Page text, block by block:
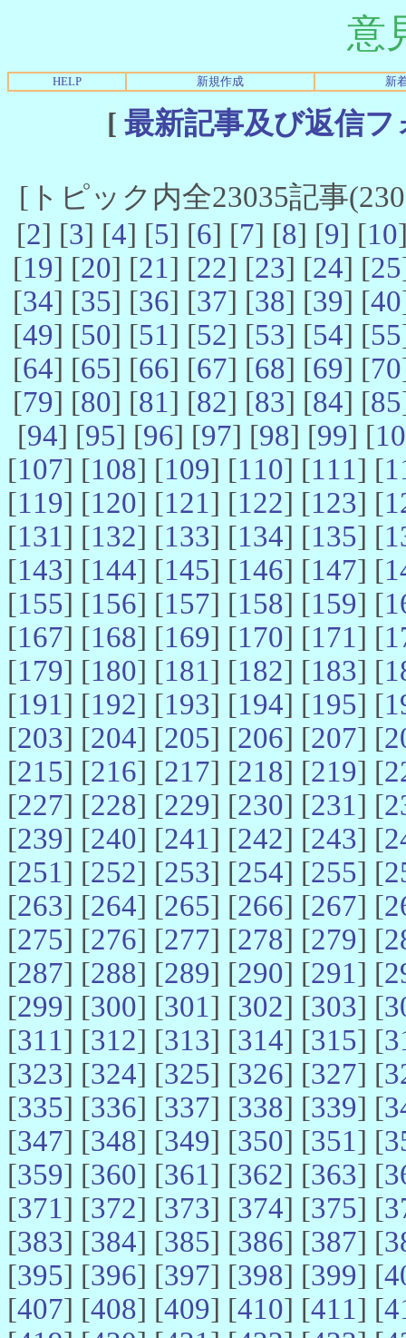
意
HELP 新規作成 新
[ 最新記事及び返信
[トピック内全23035記事
[2] [3] [4] [5] [6] [7] [8] [9] [10
[19] [20] [21] [22] [23] [24] [25
[34] [35] [36] [37] [38] [39] [40
[49] [50] [51] [52] [53] [54] [55
[64] [65] [66] [67] [68] [69] [70
[79] [80] [81] [82] [83] [84] [85
[94] [95] [96] [97] [98] [99] [
[107] [108] [109] [110] [111] [
[119] [120] [121] [122] [123] [
[131] [132] [133] [134] [135] [
[143] [144] [145] [146] [147] [
[155] [156] [157] [158] [159] [
[167] [168] [169] [170] [171] [
[179] [180] [181] [182] [183] [
[191] [192] [193] [194] [195] [
[203] [204] [205] [206] [207] [
[215] [216] [217] [218] [219] [
[227] [228] [229] [230] [231] [
[239] [240] [241] [242] [243] [
[251] [252] [253] [254] [255] [
[263] [264] [265] [266] [267] [
[275] [276] [277] [278] [279] [
[287] [288] [289] [290] [291] [
[299] [300] [301] [302] [303] [
[311] [312] [313] [314] [315] [
[323] [324] [325] [326] [327] [
[335] [336] [337] [338] [339] [
[347] [348] [349] [350] [351] [
[359] [360] [361] [362] [363] [
[371] [372] [373] [374] [375] [
[383] [384] [385] [386] [387] [
[395] [396] [397] [398] [399] [
[407] [408] [409] [410] [411] [